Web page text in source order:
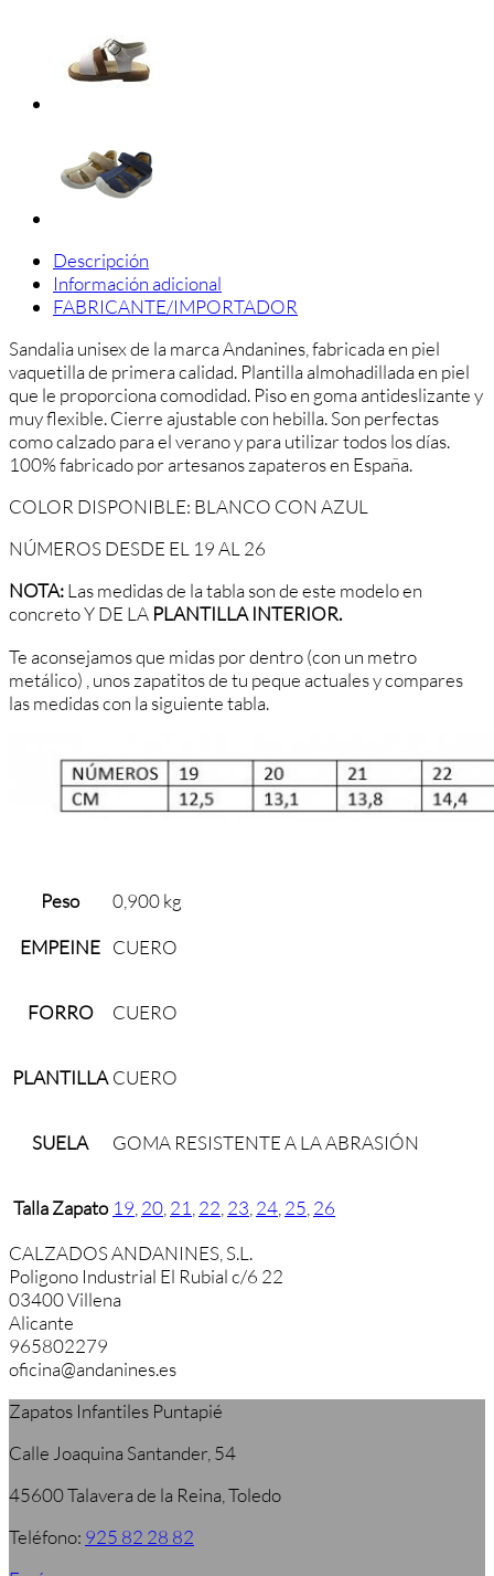
Descripción
Información adicional
FABRICANTE/IMPORTADOR
Sandalia unisex de la marca Andanines, fabricada en piel
vaquetilla de primera calidad. Plantilla almohadillada en piel
que le proporciona comodidad. Piso en goma antideslizante y
muy flexible. Cierre ajustable con hebilla. Son perfectas
como calzado para el verano y para utilizar todos los días.
100% fabricado por artesanos zapateros en España.
COLOR DISPONIBLE: BLANCO CON AZUL
NÚMEROS DESDE EL 19 AL 26
NOTA:Las medidas de la tabla son de este modelo en
concreto Y DE LA PLANTILLA INTERIOR.
Te aconsejamos que midas por dentro (con un metro
metálico) , unos zapatitos de tu peque actuales y compares
las medidas con la siguiente tabla.
Peso
0,900 kg
EMPEINE CUERO
FORRO CUERO
PLANTILLA CUERO
SUELA GOMA RESISTENTE A LA ABRASIÓN
Talla Zapato 19 20 21 22 23 24 25 26
CALZADOS ANDANINES, S.L.
Poligono Industrial El Rubial c/6 22
03400 Villena
Alicante
965802279
oficina@andanines.es
Zapatos Infantiles Puntapié
Calle Joaquina Santander, 54
45600 Talavera de la Reina, Toledo
Teléfono: 925 82 28 82